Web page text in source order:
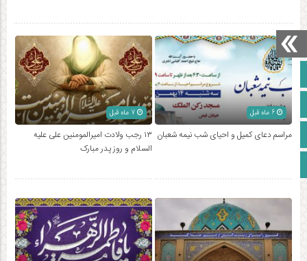
صفحه نخست
آپارات
اینستاگرام
6 ماه قبل
مراسم دعای کمیل و احیای شب نیمه شعبان
۱۳ رجب ولادت امیرالمومنین علی علیه
السلام و روز پدر مبارک